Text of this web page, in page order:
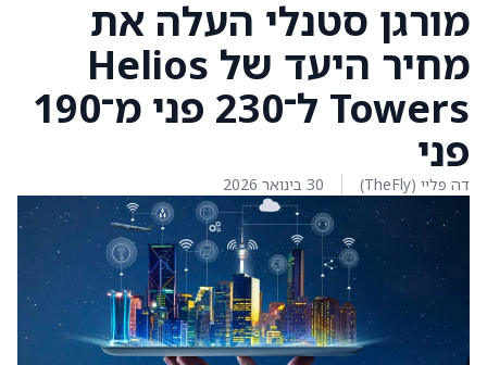
מורגן סטנלי העלה את
מחיר היעד של Helios
Towers ל־230 פני מ־190
פני
דה פליי (TheFly) 30 בינואר 2026